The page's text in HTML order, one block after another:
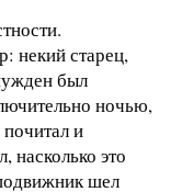
некий старец,
был
ночью,
и
насколько это
шел